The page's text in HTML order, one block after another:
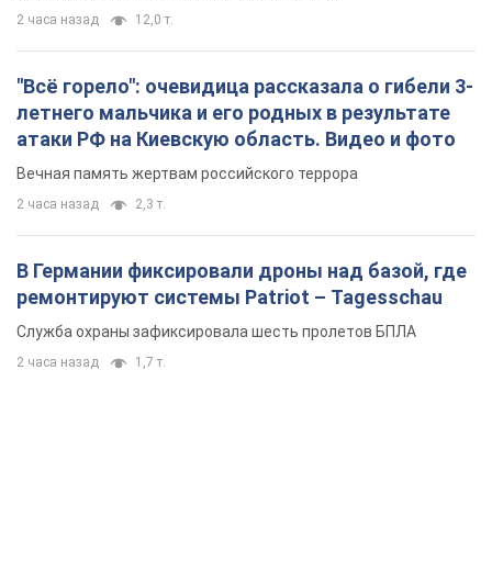
2 часа назад 12,0 т.
"Всё горело": очевидица рассказала о гибели 3-
летнего мальчика и его родных в результате
атаки РФ на Киевскую область. Видео и фото
Вечная память жертвам российского террора
2 часа назад 2,3 т.
В Германии фиксировали дроны над базой, где
ремонтируют системы Patriot – Tagesschau
Служба охраны зафиксировала шесть пролетов БПЛА
2 часа назад 1,7 т.